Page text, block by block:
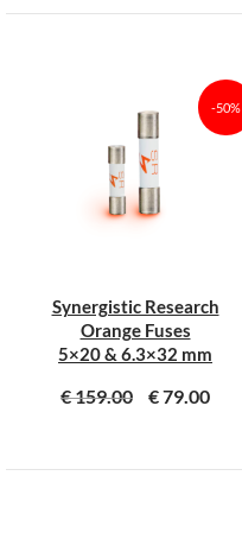
Dit
meerdere
variaties.
Deze
optie
kan
de
productpagina
-50%
Synergistic Research
Orange Fuses
5×20 & 6.3×32 mm
€159.00 €79.00
Dit